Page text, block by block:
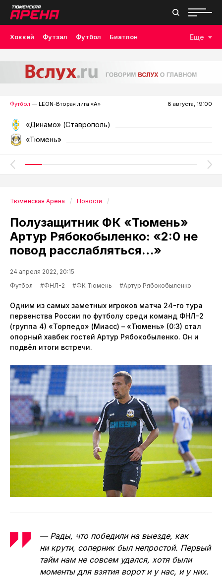
Хоккей Футзал Футбол Биатлон Еще
Футбол — LEON-Вторая лига «А» 8 августа, 19:00
«Динамо» (Ставрополь)
«Тюмень»
Тюменская Арена Новости
Полузащитник ФК «Тюмень»
Артур Рябокобыленко: «2:0 не
повод расслабляться…»
24 апреля 2022, 20:15
Футбол
#ФНЛ-2 #ФК Тюмень #Артур Рябокобыленко
Одним из самых заметных игроков матча 24-го тура
первенства России по футболу среди команд ФНЛ-2
(группа 4) «Торпедо» (Миасс) – «Тюмень» (0:3) стал
опорный хавбек гостей Артур Рябокобыленко. Он и
подвёл итоги встречи.
— Рады, что победили на выезде, как
ни крути, соперник был непростой. Первый
тайм нам не совсем удался, хотя были
моменты для взятия ворот и у нас, и у них.